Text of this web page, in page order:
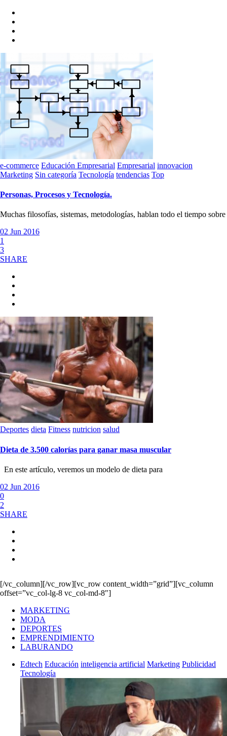
e-commerce Educación Empresarial Empresarial innovacion
Marketing Sin categoría Tecnología tendencias Top
Personas, Procesos y Tecnología.
Muchas filosofías, sistemas, metodologías, hablan todo el tiempo sobre
02 Jun 2016
1
3
SHARE
Deportes dieta Fitness nutricion salud
Dieta de 3.500 calorías para ganar masa muscular
En este artículo, veremos un modelo de dieta para
02 Jun 2016
0
2
SHARE
[/vc_column][/vc_row][vc_row content_width=”grid”][vc_column
offset=”vc_col-lg-8 vc_col-md-8″]
MARKETING
MODA
DEPORTES
EMPRENDIMIENTO
LABURANDO
Edtech Educación inteligencia artificial Marketing Publicidad
Tecnología